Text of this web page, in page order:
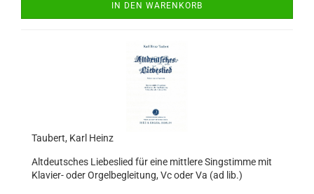
IN DEN WARENKORB
Taubert, Karl Heinz
Altdeutsches Liebeslied für eine mittlere Singstimme mit
Klavier- oder Orgelbegleitung, Vc oder Va (ad lib.)